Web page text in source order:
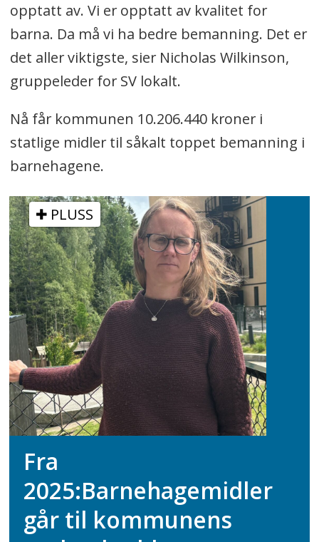
opptatt av. Vi er opptatt av kvalitet for
barna. Da må vi ha bedre bemanning. Det er
det aller viktigste, sier Nicholas Wilkinson,
gruppeleder for SV lokalt.
Nå får kommunen 10.206.440 kroner i
statlige midler til såkalt toppet bemanning i
barnehagene.
PLUSS
Fra
2025:Barnehagemidler
går til kommunens